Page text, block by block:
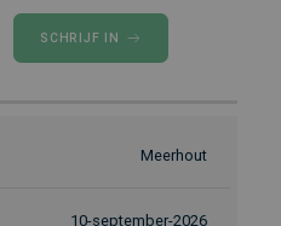
SCHRIJF IN
Meerhout
10-september-2026